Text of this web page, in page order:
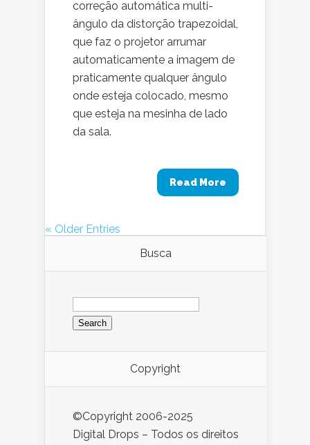
correção automática multi-
ângulo da distorção trapezoidal,
que faz o projetor arrumar
automaticamente a imagem de
praticamente qualquer ângulo
onde esteja colocado, mesmo
que esteja na mesinha de lado
da sala.
Read More
« Older Entries
Busca
Search
for:
Copyright
©Copyright 2006-2025
Digital Drops – Todos os direitos